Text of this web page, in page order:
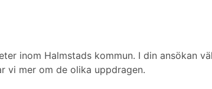
inom Halmstads kommun. I din ansökan
vi mer om de olika uppdragen.